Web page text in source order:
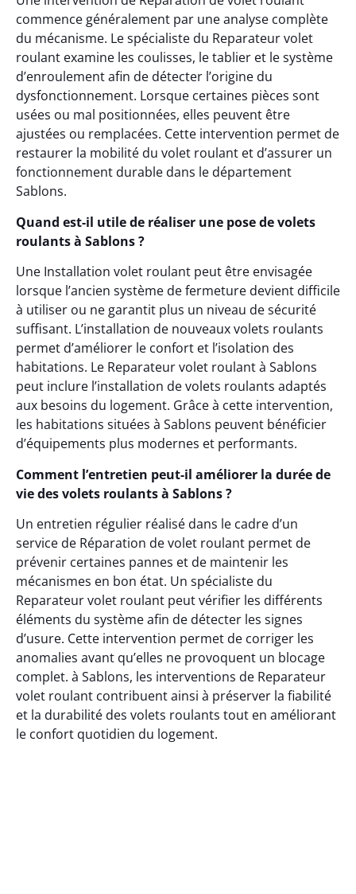
commence généralement par une analyse complète
du mécanisme. Le spécialiste du Reparateur volet
roulant examine les coulisses, le tablier et le système
d’enroulement afin de détecter l’origine du
dysfonctionnement. Lorsque certaines pièces sont
usées ou mal positionnées, elles peuvent être
ajustées ou remplacées. Cette intervention permet de
restaurer la mobilité du volet roulant et d’assurer un
fonctionnement durable dans le département
Sablons.
Quand est-il utile de réaliser une pose de volets
roulants à Sablons ?
Une Installation volet roulant peut être envisagée
lorsque l’ancien système de fermeture devient difficile
à utiliser ou ne garantit plus un niveau de sécurité
suffisant. L’installation de nouveaux volets roulants
permet d’améliorer le confort et l’isolation des
habitations. Le Reparateur volet roulant à Sablons
peut inclure l’installation de volets roulants adaptés
aux besoins du logement. Grâce à cette intervention,
les habitations situées à Sablons peuvent bénéficier
d’équipements plus modernes et performants.
Comment l’entretien peut-il améliorer la durée de
vie des volets roulants à Sablons ?
Un entretien régulier réalisé dans le cadre d’un
service de Réparation de volet roulant permet de
prévenir certaines pannes et de maintenir les
mécanismes en bon état. Un spécialiste du
Reparateur volet roulant peut vérifier les différents
éléments du système afin de détecter les signes
d’usure. Cette intervention permet de corriger les
anomalies avant qu’elles ne provoquent un blocage
complet. à Sablons, les interventions de Reparateur
volet roulant contribuent ainsi à préserver la fiabilité
et la durabilité des volets roulants tout en améliorant
le confort quotidien du logement.